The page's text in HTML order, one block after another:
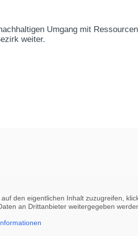
Umgang mit
weiter.
auf den eigentlichen Inhalt zuzugreifen,
an Drittanbieter weitergegeben